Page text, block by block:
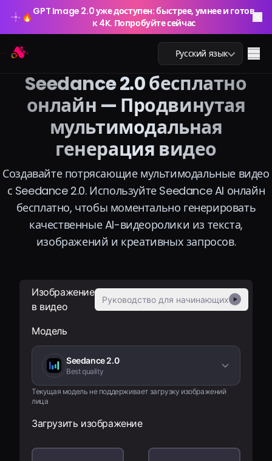
🔥 GPT Image 2.0 уже доступен: быстрее, умнее и готов
к 4K. Попробуйте сейчас
Русский язык
AI чат
AI обучение
AI изображения
AI инструменты
🔥
GPT Image 2.0 уже доступен: быстрее, умнее и готов
Seedance 2.0 бесплатно
онлайн — Продвинутая
мультимодальная
генерация видео
Создавайте потрясающие мультимодальные видео
с Seedance 2.0. Используйте Seedance AI онлайн
бесплатно, чтобы моментально генерировать
качественные AI-видеоролики из текста,
изображений и креативных запросов.
Изображение
в видео
Руководство для начинающих ▶
Модель
Seedance 2.0
Best quality
Текущая модель не поддерживает загрузку изображений
лица
Загрузить изображение